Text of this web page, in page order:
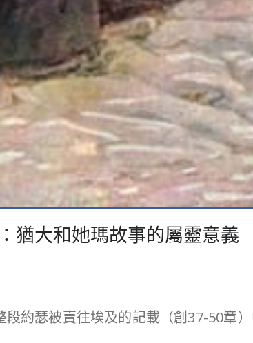
猶大和她瑪故事的屬靈意義
約瑟被賣往埃及的記載（創37-50章）